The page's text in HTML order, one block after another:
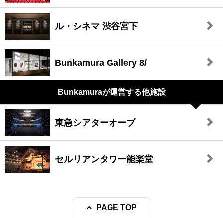
ル・シネマ 渋谷宮下
Bunkamura Gallery 8/
Bunkamuraが運営する他施設
東急シアターオーブ
セルリアンタワー能楽堂
PAGE TOP